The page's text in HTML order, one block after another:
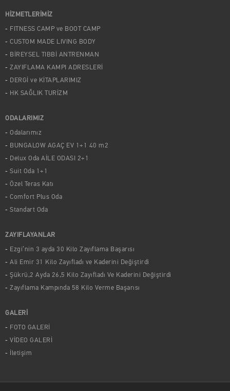
HİZMETLERİMİZ
FITNESS CAMP ve BOOT CAMP
CUSTOM MADE LIVING BODY
BİREYSEL TIBBİ ANTRENMAN
ZAYIFLAMA KAMPI ADRESLERİ
DERGİ ve KİTAPLARIMIZ
HK SAĞLIK TURİZM
ODALARIMIZ
Odalarımız
BUNGALOW AGAÇ EV 1+1 40 m2
Delux Oda AİLE ODASI 2+1
Suit Oda 1+1
Özel Teras Katı
Comfort Plus Oda
Standart Oda
ZAYIFLAYANLAR
Ezgi’nin 3 ayda 30 Kilo Zayıflama Başarısı
Ali Emir 31 Kilo Zayıfladı ve Kaderini Değiştirdi
Şükrü,2 Ayda 26,5 Kilo Zayıfladı Ve Kaderini Değiştirdi
Zayıflama Kampında 58 Kilo Verme Başarısı
GALERİ
FOTO GALERİ
VİDEO GALERİ
İletişim